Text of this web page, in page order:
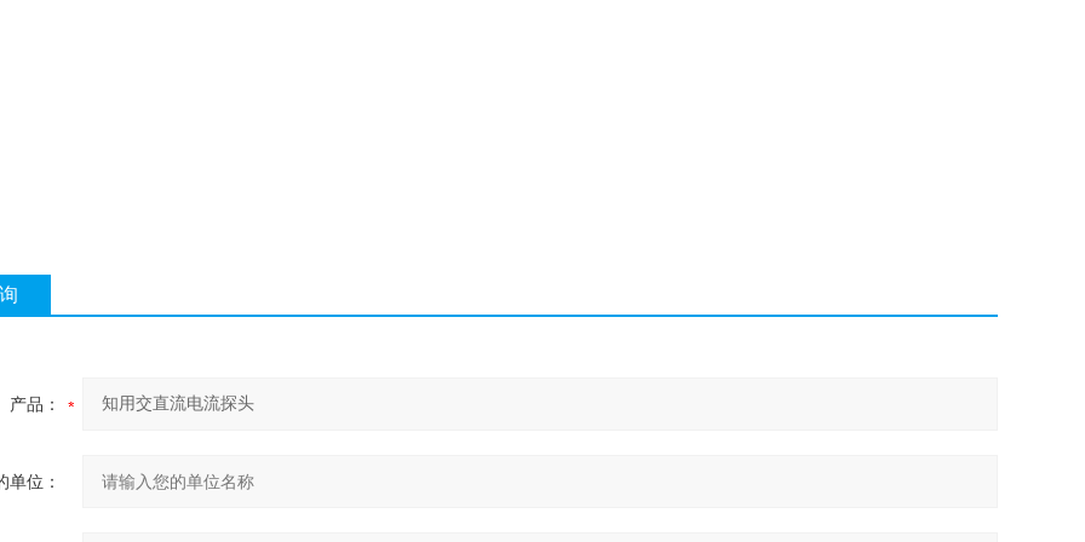
产品：
单位：